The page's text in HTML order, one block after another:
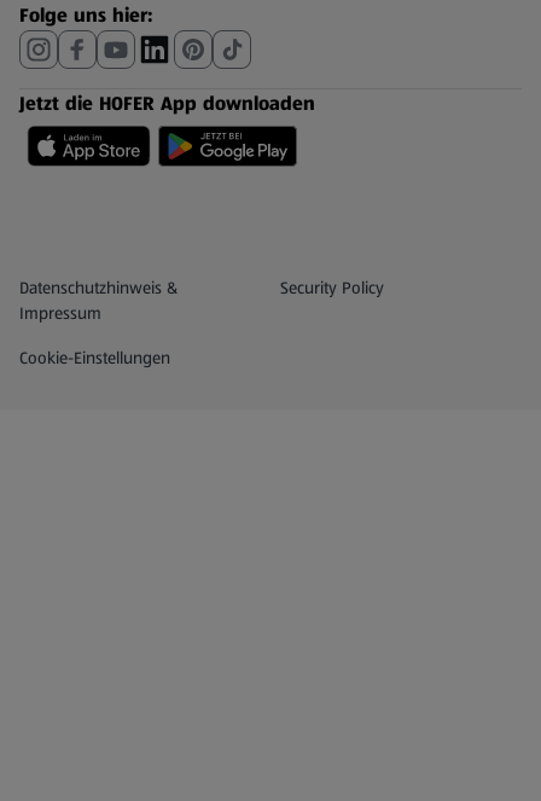
Folge uns hier:
Jetzt die HOFER App downloaden
Datenschutz- und Richtlinienmenü
Datenschutzhinweis &
Impressum
Security Policy
(öffnet in einem neuen Tab)
Cookie-Einstellungen